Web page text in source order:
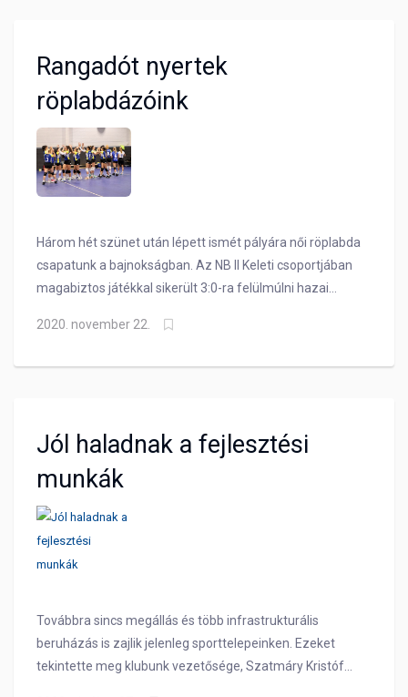
Rangadót nyertek
röplabdázóink
Három hét szünet után lépett ismét pályára női röplabda
csapatunk a bajnokságban. Az NB II Keleti csoportjában
magabiztos játékkal sikerült 3:0-ra felülmúlni hazai
gárdáját.
2020. november 22.
Jól haladnak a fejlesztési
munkák
Továbbra sincs megállás és több infrastrukturális
beruházás is zajlik jelenleg sporttelepeinken. Ezeket
tekintette meg klubunk vezetősége, Szatmáry Kristóf